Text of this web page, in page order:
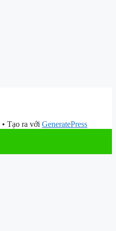
• Tạo ra với GeneratePress